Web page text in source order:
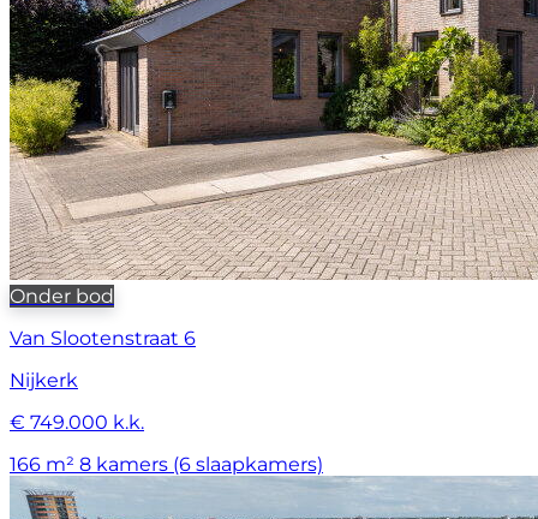
Onder bod
Van Slootenstraat 6
Nijkerk
€ 749.000 k.k.
166 m² 8 kamers (6 slaapkamers)